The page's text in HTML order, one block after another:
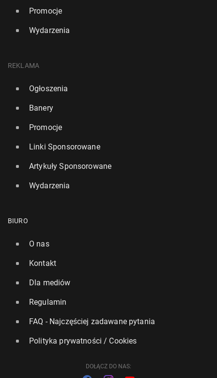
Promocje
Wydarzenia
REKLAMA
Ogłoszenia
Banery
Promocje
Linki Sponsorowane
Artykuły Sponsorowane
Wydarzenia
BIURO
O nas
Kontakt
Dla mediów
Regulamin
FAQ - Najczęściej zadawane pytania
Polityka prywatności / Cookies
DOŁĄCZ DO NAS: